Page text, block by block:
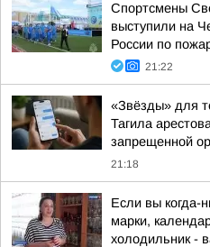
Спортсмены
выступили на
России по
21:22
«Звёзды» для
Тагила
запрещенной
21:18
Если вы когда-
марки,
холодильник -